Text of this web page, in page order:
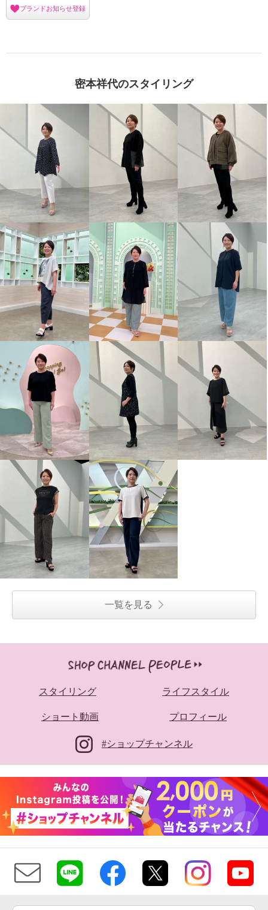
ブランドお知らせ登録
密本祥代のスタイリング
一覧を見る
スタイリング ライフスタイル
ショート動画 プロフィール
#ショップチャンネル